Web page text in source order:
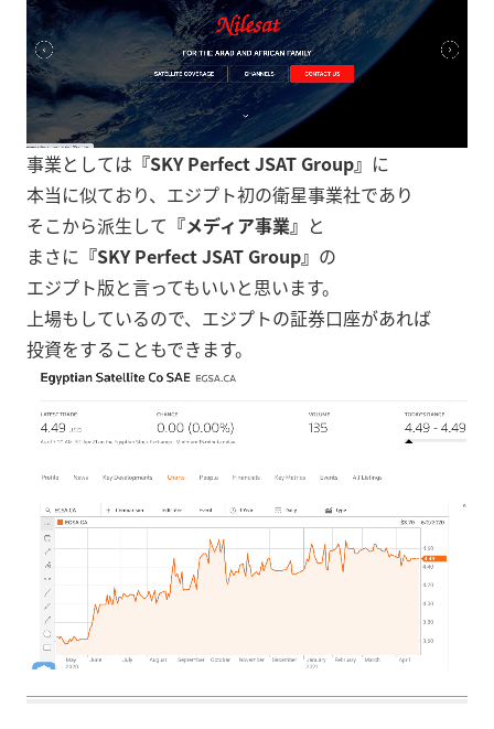
事業としては 『SKY Perfect JSAT Group』 に
本当に似ており、エジプト初の衛星事業社であり
そこから派生して 『メディア事業』 と
まさに 『SKY Perfect JSAT Group』 の
エジプト版と言ってもいいと思います。
上場もしているので、エジプトの証券口座があれば
投資をすることもできます。